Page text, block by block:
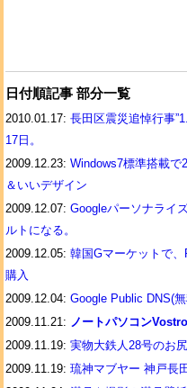
日付順記事 部分一覧
2010.01.17: 長田区震災追悼行事
17日。
2009.12.23: Windows7標準搭載で
＆いいデザイン
2009.12.07: Googleパーソナライ
ルトになる。
2009.12.05: 韓国Gマーケットで
購入
2009.12.04: Google Public DNS(
2009.11.21: ノートパソコン
2009.11.19: 実物大鉄人28号のお
2009.11.19: 琉神マブヤー 神戸長